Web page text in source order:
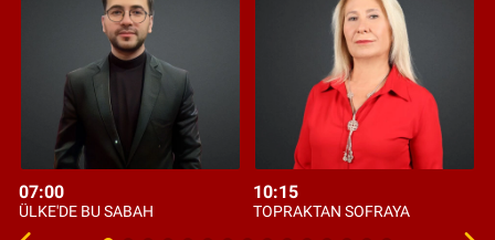
07:00
ÜLKE'DE BU SABAH
10:15
TOPRAKTAN SOFRAYA